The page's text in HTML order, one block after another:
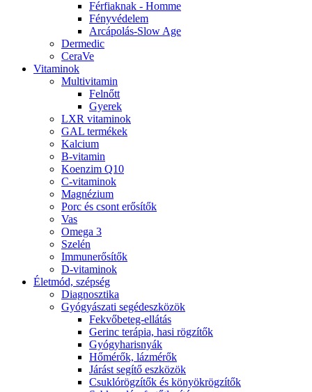
Férfiaknak - Homme
Fényvédelem
Arcápolás-Slow Age
Dermedic
CeraVe
Vitaminok
Multivitamin
Felnőtt
Gyerek
LXR vitaminok
GAL termékek
Kalcium
B-vitamin
Koenzim Q10
C-vitaminok
Magnézium
Porc és csont erősítők
Vas
Omega 3
Szelén
Immunerősítők
D-vitaminok
Életmód, szépség
Diagnosztika
Gyógyászati segédeszközök
Fekvőbeteg-ellátás
Gerinc terápia, hasi rögzítők
Gyógyharisnyák
Hőmérők, lázmérők
Járást segítő eszközök
Csuklórögzítők és könyökrögzítők